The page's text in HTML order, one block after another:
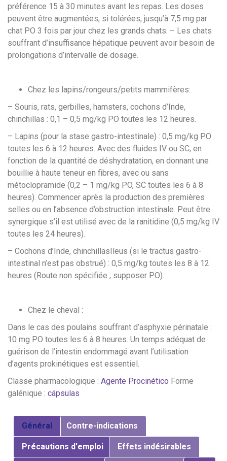
préférence 15 à 30 minutes avant les repas. Les doses
peuvent être augmentées, si tolérées, jusqu’à 7,5 mg par
chat PO 3 fois par jour chez les grands chats. – Les chats
souffrant d’insuffisance hépatique peuvent avoir besoin de
prolongations d’intervalle de dosage.
Chez les lapins/rongeurs/petits mammifères:
– Souris, rats, gerbilles, hamsters, cochons d’Inde,
chinchillas : 0,1 – 0,5 mg/kg PO toutes les 12 heures.
– Lapins (pour la stase gastro-intestinale) : 0,5 mg/kg PO
toutes les 6 à 12 heures. Avec des fluides IV ou SC, en
fonction de la quantité de déshydratation, en donnant une
bouillie à haute teneur en fibres, avec ou sans
métoclopramide (0,2 – 1 mg/kg PO, SC toutes les 6 à 8
heures). Commencer après la production des premières
selles ou en l’absence d’obstruction intestinale. Peut être
synergique s’il est utilisé avec de la ranitidine (0,5 mg/kg IV
toutes les 24 heures).
– Cochons d’Inde, chinchillasIleus (si le tractus gastro-
intestinal n’est pas obstrué) : 0,5 mg/kg toutes les 8 à 12
heures (Route non spécifiée ; supposer PO).
Chez le cheval :
Dans le cas des poulains souffrant d’asphyxie périnatale :
10 mg PO toutes les 6 à 8 heures. Un temps adéquat de
guérison de l’intestin endommagé avant l’utilisation
d’agents prokinétiques est essentiel.
Classe pharmacologique : Agente Procinético Forme
galénique : cápsulas
Général Contre-indications
Précautions d'emploi Effets indésirables